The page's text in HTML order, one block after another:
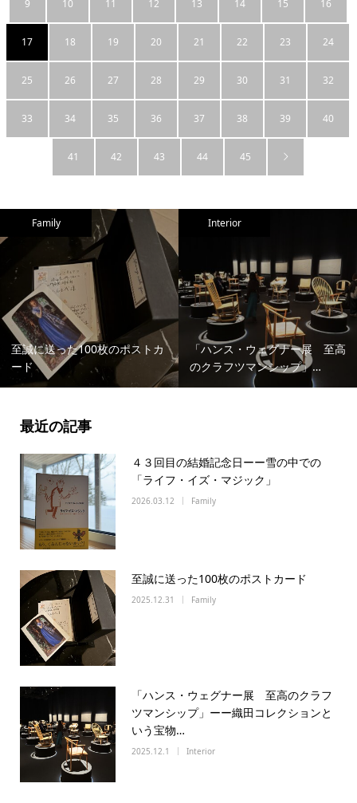
9 10 11 12 13 14 15 16
17 18 19 20 21 22 23 24
25 26 27 28 29 30 31 32
33 34 35 36 37 38 39 40
41 42 43 44 45
Family
至誠に送った100枚のポストカ
ード
Interior
「ハンス・ウェグナー展 至高
のクラフツマンシップ」…
最近の記事
４３回目の結婚記念日ーー雪の中での
「ライフ・イズ・マジック」
2026.03.12 Family
至誠に送った100枚のポストカード
2025.12.31 Family
「ハンス・ウェグナー展 至高のクラフ
ツマンシップ」ーー織田コレクションと
いう宝物…
2025.12.1 Interior